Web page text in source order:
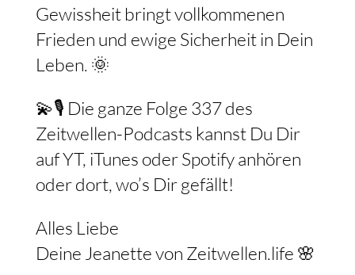
Gewissheit bringt vollkommenen
Frieden und ewige Sicherheit in Dein
Leben. 🌞
💫🎙️ Die ganze Folge 337 des
Zeitwellen-Podcasts kannst Du Dir
auf YT, iTunes oder Spotify anhören
oder dort, wo’s Dir gefällt!
Alles Liebe
Deine Jeanette von Zeitwellen.life 🌸